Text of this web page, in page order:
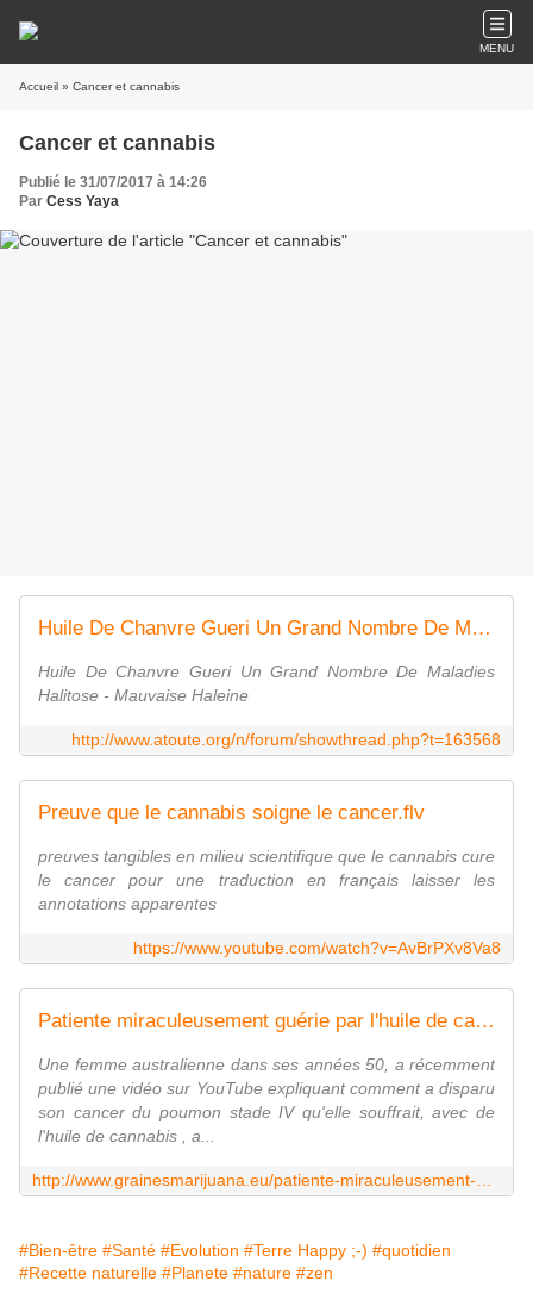
MENU
Accueil » Cancer et cannabis
Cancer et cannabis
Publié le 31/07/2017 à 14:26
Par Cess Yaya
Huile De Chanvre Gueri Un Grand Nombre De Maladies - Forum
Huile De Chanvre Gueri Un Grand Nombre De Maladies
Halitose - Mauvaise Haleine
http://www.atoute.org/n/forum/showthread.php?t=163568
Preuve que le cannabis soigne le cancer.flv
preuves tangibles en milieu scientifique que le cannabis cure
le cancer pour une traduction en français laisser les
annotations apparentes
https://www.youtube.com/watch?v=AvBrPXv8Va8
Patiente miraculeusement guérie par l'huile de cannabis
Une femme australienne dans ses années 50, a récemment
publié une vidéo sur YouTube expliquant comment a disparu
son cancer du poumon stade IV qu'elle souffrait, avec de
l'huile de cannabis , a...
#Bien-être #Santé #Evolution #Terre Happy ;-) #quotidien
#Recette naturelle #Planete #nature #zen